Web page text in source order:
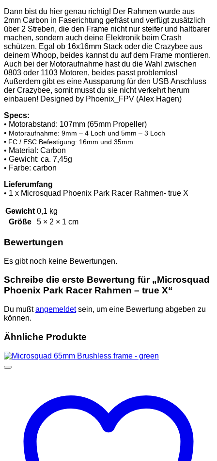
Dann bist du hier genau richtig! Der Rahmen wurde aus
2mm Carbon in Faserichtung gefräst und verfügt zusätzlich
über 2 Streben, die den Frame nicht nur steifer und haltbarer
machen, sondern auch deine Elektronik beim Crash
schützen. Egal ob 16x16mm Stack oder die Crazybee aus
deinem Whoop, beides kannst du auf dem Frame montieren.
Auch bei der Motoraufnahme hast du die Wahl zwischen
0803 oder 1103 Motoren, beides passt problemlos!
Außerdem gibt es eine Aussparung für den USB Anschluss
der Crazybee, somit musst du sie nicht verkehrt herum
einbauen! Designed by Phoenix_FPV (Alex Hagen)
Specs:
• Motorabstand: 107mm (65mm Propeller)
• Motoraufnahme: 9mm – 4 Loch und 5mm – 3 Loch
• FC / ESC Befestigung: 16mm und 35mm
• Material: Carbon
• Gewicht: ca. 7,45g
• Farbe: carbon
Lieferumfang
• 1 x Microsquad Phoenix Park Racer Rahmen- true X
Gewicht 0,1 kg
Größe
5 × 2 × 1 cm
Bewertungen
Es gibt noch keine Bewertungen.
Schreibe die erste Bewertung für „Microsquad
Phoenix Park Racer Rahmen – true X“
Du mußtangemeldetsein, um eine Bewertung abgeben zu
können.
Ähnliche Produkte